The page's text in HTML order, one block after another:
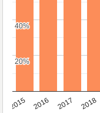
2015 2016 2017 2018
20%
20%
40%
40%